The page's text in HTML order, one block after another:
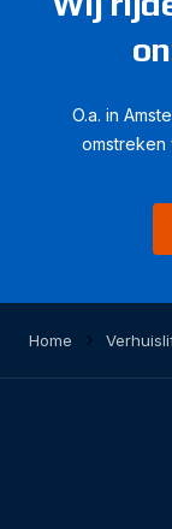
O.a. in
omstreken
Home